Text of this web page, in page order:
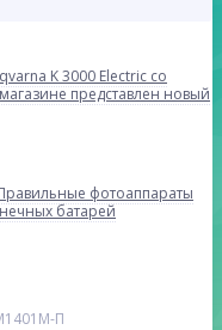
K 3000 Electric со
представлен новый
фотоаппараты
батарей
П